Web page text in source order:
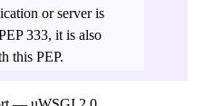
or server is
333, it is also
this PEP.